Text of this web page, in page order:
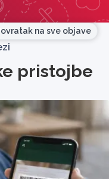
na sve objave
pristojbe